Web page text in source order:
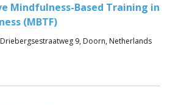
Mindfulness-Based Training in
(MBTF)
Driebergsestraatweg 9, Doorn, Netherlands